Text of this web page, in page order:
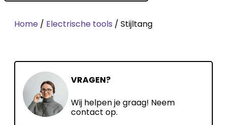
Home / Electrische tools / Stijltang
VRAGEN?
Wij helpen je graag! Neem
contact op.